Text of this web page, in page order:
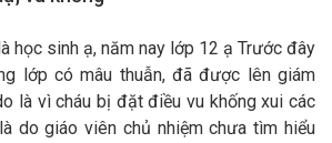
học sinh ạ, năm nay lớp 12 ạ Trước đây
lớp có mâu thuẫn, đã được lên giám
là vì cháu bị đặt điều vu khống xui các
do giáo viên chủ nhiệm chưa tìm hiểu